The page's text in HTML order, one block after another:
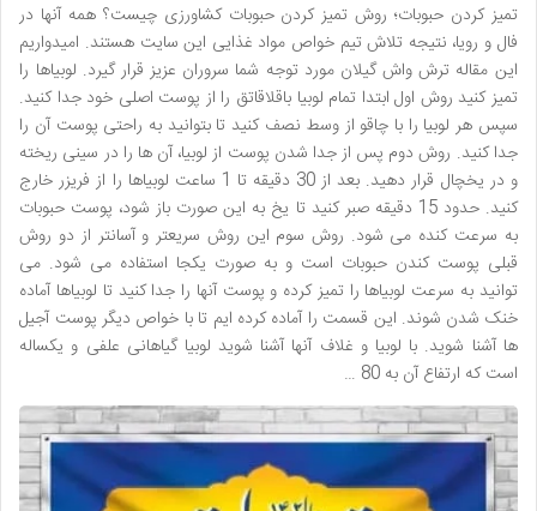
تمیز کردن حبوبات؛ روش تمیز کردن حبوبات کشاورزی چیست؟ همه آنها در
فال و رویا، نتیجه تلاش تیم خواص مواد غذایی این سایت هستند. امیدواریم
این مقاله ترش واش گیلان مورد توجه شما سروران عزیز قرار گیرد. لوبیاها را
تمیز کنید روش اول ابتدا تمام لوبیا باقلاقاتق را از پوست اصلی خود جدا کنید.
سپس هر لوبیا را با چاقو از وسط نصف کنید تا بتوانید به راحتی پوست آن را
جدا کنید. روش دوم پس از جدا شدن پوست از لوبیا، آن ها را در سینی ریخته
و در یخچال قرار دهید. بعد از 30 دقیقه تا 1 ساعت لوبیاها را از فریزر خارج
کنید. حدود 15 دقیقه صبر کنید تا یخ به این صورت باز شود، پوست حبوبات
به سرعت کنده می شود. روش سوم این روش سریعتر و آسانتر از دو روش
قبلی پوست کندن حبوبات است و به صورت یکجا استفاده می شود. می
توانید به سرعت لوبیاها را تمیز کرده و پوست آنها را جدا کنید تا لوبیاها آماده
خنک شدن شوند. این قسمت را آماده کرده ایم تا با خواص دیگر پوست آجیل
ها آشنا شوید. با لوبیا و غلاف آنها آشنا شوید لوبیا گیاهانی علفی و یکساله
است که ارتفاع آن به 80 …